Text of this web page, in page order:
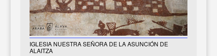
IGLESIA NUESTRA SEÑORA DE LA ASUNCIÓN DE
ALAITZA